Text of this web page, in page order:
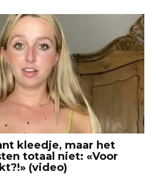
kleedje, maar het
totaal niet: «Voor
(video)